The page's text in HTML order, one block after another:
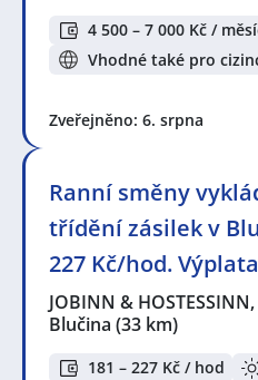
4 500 – 7 000 Kč /
Vhodné také pro
Zveřejněno: 6. srpna
Ranní směny
třídění zásilek v
227 Kč/hod.
JOBINN &
Blučina (33 km)
181 – 227 Kč / hod